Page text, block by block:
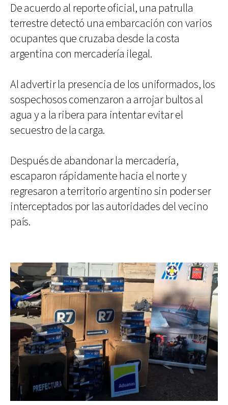
De acuerdo al reporte oficial, una patrulla
terrestre detectó una embarcación con varios
ocupantes que cruzaba desde la costa
argentina con mercadería ilegal.
Al advertir la presencia de los uniformados, los
sospechosos comenzaron a arrojar bultos al
agua y a la ribera para intentar evitar el
secuestro de la carga.
Después de abandonar la mercadería,
escaparon rápidamente hacia el norte y
regresaron a territorio argentino sin poder ser
interceptados por las autoridades del vecino
país.